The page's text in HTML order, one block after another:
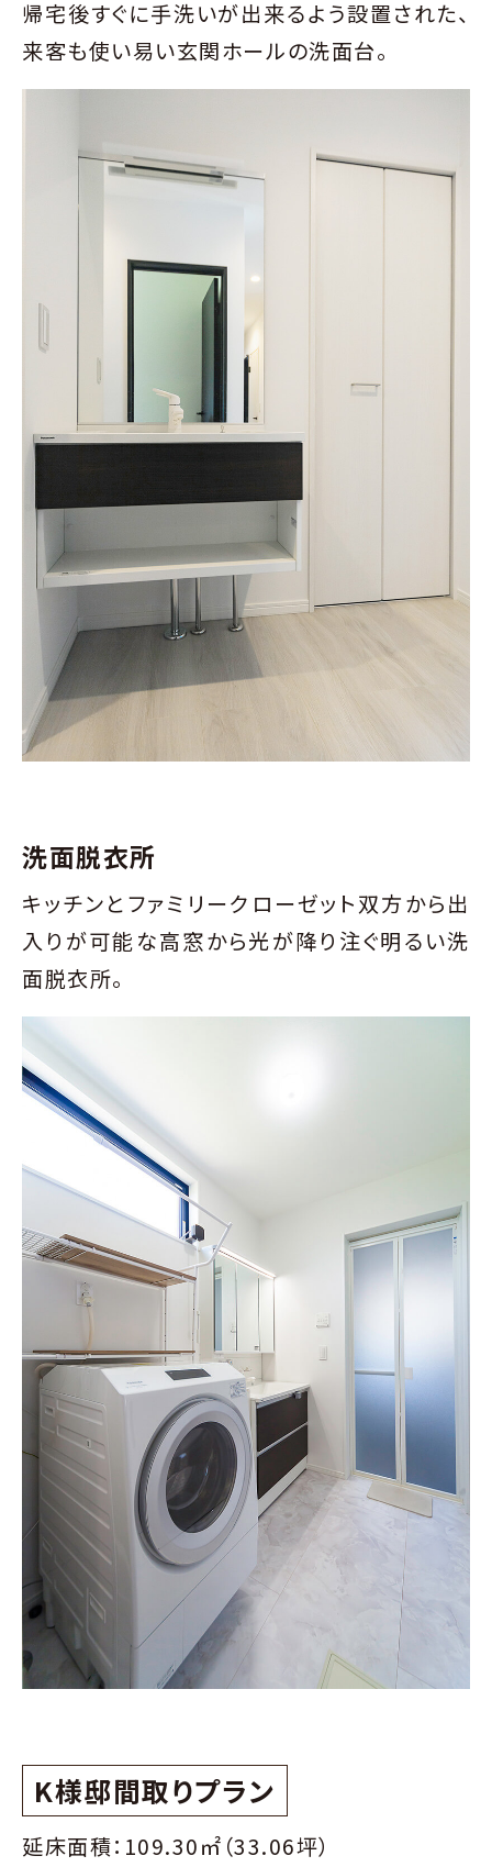
帰宅後すぐに手洗いが出来るよう設置された、
来客も使い易い玄関ホールの洗面台。
洗面脱衣所
キッチンとファミリークローゼット双方から出
入りが可能な高窓から光が降り注ぐ明るい洗
面脱衣所。
K様邸間取りプラン
延床面積：109.30㎡（33.06坪）